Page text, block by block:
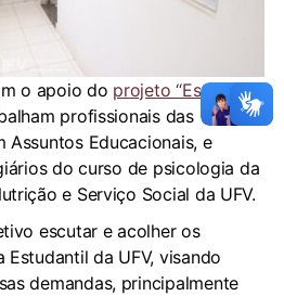
o apoio do projeto “Escuta e
profissionais das áreas
Assuntos Educacionais, e
do curso de psicologia da
e Serviço Social da UFV.
escutar e acolher os
da UFV, visando
demandas, principalmente